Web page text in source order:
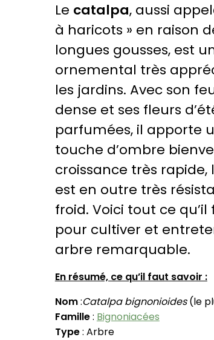
Le catalpa, aussi
à haricots » en raison
longues gousses, est
ornemental très
les jardins. Avec son
dense et ses fleurs
parfumées, il apporte
touche d’ombre
croissance très
est en outre très
froid. Voici tout ce
pour cultiver et
arbre remarquable.
En résumé, ce qu’il faut savoir :
Nom:Catalpa bignonioides(le
Famille: Bignoniacées
Type: Arbre